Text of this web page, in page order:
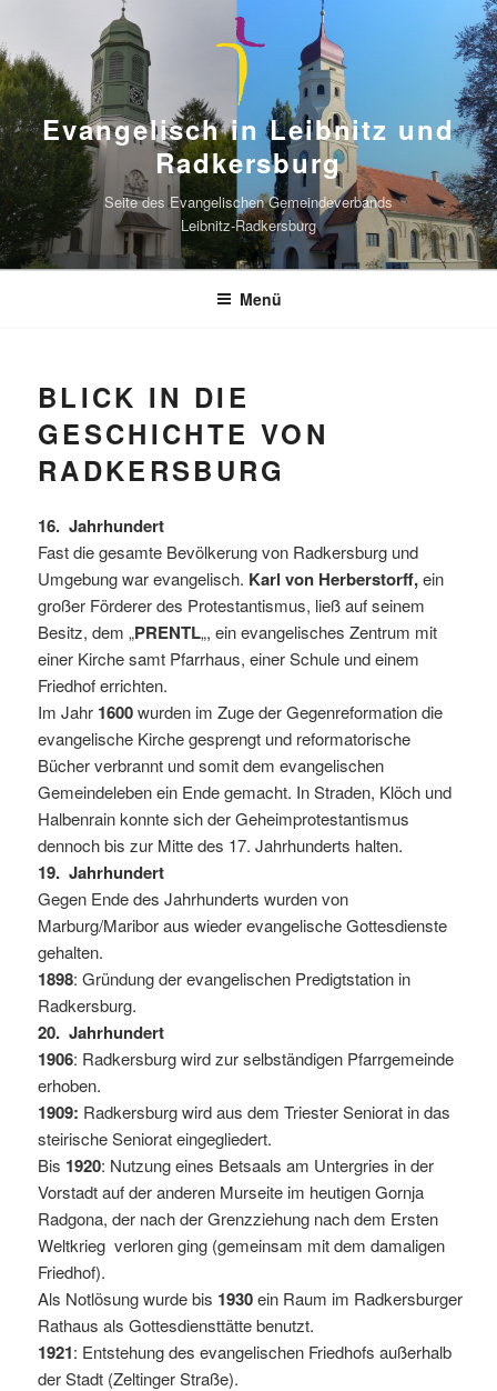
Inhalt
springen
Evangelisch in Leibnitz und
Radkersburg
Seite des Evangelischen Gemeindeverbands
Leibnitz-Radkersburg
Menü
BLICK IN DIE
GESCHICHTE VON
RADKERSBURG
16. Jahrhundert
Fast die gesamte Bevölkerung von Radkersburg und
Umgebung war evangelisch. Karl von Herberstorff,ein
großer Förderer des Protestantismus, ließ auf seinem
Besitz, dem „PRENTL„, ein evangelisches Zentrum mit
einer Kirche samt Pfarrhaus, einer Schule und einem
Friedhof errichten.
Im Jahr 1600wurden im Zuge der Gegenreformation die
evangelische Kirche gesprengt und reformatorische
Bücher verbrannt und somit dem evangelischen
Gemeindeleben ein Ende gemacht. In Straden, Klöch und
Halbenrain konnte sich der Geheimprotestantismus
dennoch bis zur Mitte des 17. Jahrhunderts halten.
19. Jahrhundert
Gegen Ende des Jahrhunderts wurden von
Marburg/Maribor aus wieder evangelische Gottesdienste
gehalten.
1898: Gründung der evangelischen Predigtstation in
Radkersburg.
20. Jahrhundert
1906: Radkersburg wird zur selbständigen Pfarrgemeinde
erhoben.
1909: Radkersburg wird aus dem Triester Seniorat in das
steirische Seniorat eingegliedert.
Bis 1920: Nutzung eines Betsaals am Untergries in der
Vorstadt auf der anderen Murseite im heutigen Gornja
Radgona, der nach der Grenzziehung nach dem Ersten
Weltkrieg verloren ging (gemeinsam mit dem damaligen
Friedhof).
Als Notlösung wurde bis 1930ein Raum im Radkersburger
Rathaus als Gottesdiensttätte benutzt.
1921: Entstehung des evangelischen Friedhofs außerhalb
der Stadt (Zeltinger Straße).